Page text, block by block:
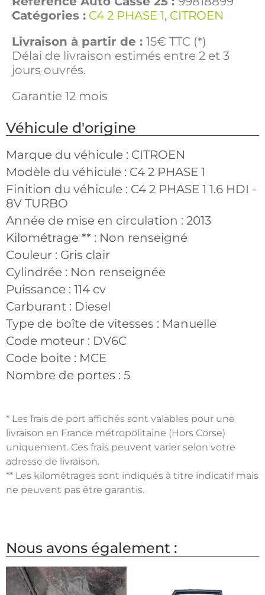
Catégories : C4 2 PHASE 1, CITROEN
Livraison à partir de : 15€ TTC (*)
Délai de livraison estimés entre 2 et 3
jours ouvrés.
Garantie 12 mois
Véhicule d'origine
Marque du véhicule : CITROEN
Modèle du véhicule : C4 2 PHASE 1
Finition du véhicule : C4 2 PHASE 1 1.6 HDI -
8V TURBO
Année de mise en circulation : 2013
Kilométrage ** : Non renseigné
Couleur : Gris clair
Cylindrée : Non renseignée
Puissance : 114 cv
Carburant : Diesel
Type de boîte de vitesses : Manuelle
Code moteur : DV6C
Code boite : MCE
Nombre de portes : 5
* Les frais de port affichés sont valables pour une
livraison en France métropolitaine (Hors Corse)
uniquement. Ces frais peuvent varier selon votre
adresse de livraison.
** Les kilométrages sont indiqués à titre indicatif mais
ne peuvent pas être garantis.
Nous avons également :